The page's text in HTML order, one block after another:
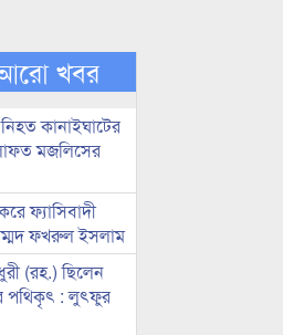
খবর
কানাইঘাটের
মজলিসের
ফ্যাসিবাদী
ফখরুল ইসলাম
(রহ.) ছিলেন
পথিকৃৎ : লুৎফুর